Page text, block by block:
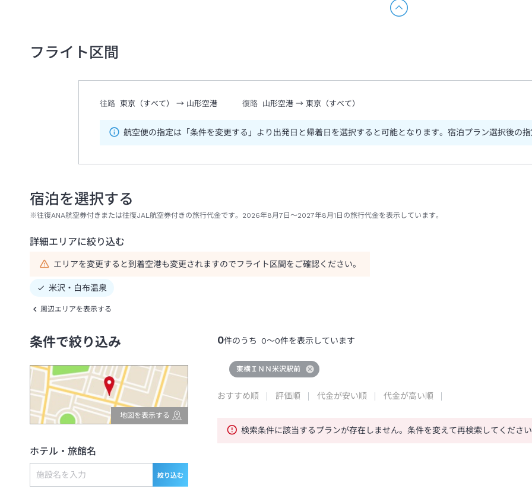
フライト区間
往路 東京（すべて） → 山形空港 復路 山形空港→ 東京（すべて）
航空便の指定は「条件を変更する」より出発日と帰着日を選択すると可能となります。宿泊プラン選択後の
宿泊を選択する
※往復ANA航空券付きまたは往復JAL航空券付きの旅行代金です。2026年8月7日～2027年8月1日の旅行代金を表示しています。
詳細エリアに絞り込む
エリアを変更すると到着空港も変更されますのでフライト区間をご確認ください。
米沢・白布温泉
周辺エリアを表示する
条件で絞り込み
地図を表示する
ホテル・旅館名
絞り込む
0件のうち 0～0件を表示しています
東横ＩＮＮ米沢駅前
おすすめ順 評価順 代金が安い順 代金が高い順
検索条件に該当するプランが存在しません。条件を変えて再検索してくださ